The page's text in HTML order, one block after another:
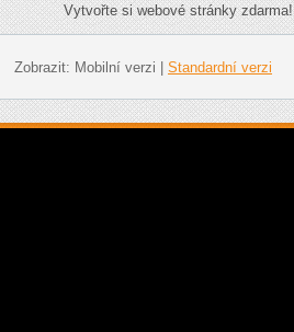
Vytvořte si webové stránky zdarma!
Zobrazit: Mobilní verzi Standardní verzi